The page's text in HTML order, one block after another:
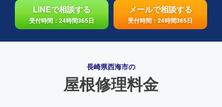
LINEで相談する
受付時間：24時間365日
メールで相談する
受付時間：24時間365日
長崎県西海市の
屋根修理料金